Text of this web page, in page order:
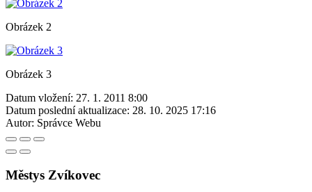
Obrázek 2
Obrázek 3
Datum vložení: 27. 1. 2011 8:00
Datum poslední aktualizace: 28. 10. 2025 17:16
Autor: Správce Webu
Městys Zvíkovec